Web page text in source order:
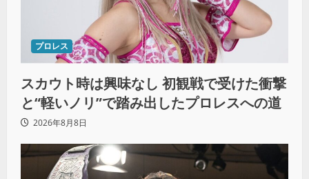
プロレス
スカウト時は興味なし 初観戦で受けた衝撃
と“軽いノリ”で踏み出したプロレスへの道
2026年8月8日